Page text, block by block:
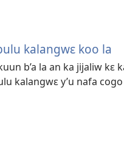
kalangwɛ koo la
b’a la an ka jijaliw kɛ
kalangwɛ y’u nafa